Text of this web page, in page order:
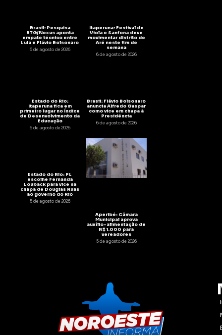
Brasil: Pesquisa
BTG/Nexus aponta
empate técnico entre
Lula e Flávio Bolsonaro
6 de agosto de 2026
Itaperuna: Festival de
Viola e Sanfona deve
movimentar distrito de
Aré neste fim de
semana
6 de agosto de 2026
Estado do Rio:
Itaperuna fica em
primeiro lugar no Índice
de Desenvolvimento da
Educação
6 de agosto de 2026
Brasil: Flávio Bolsonaro
anuncia Alfredo Gaspar
como vice em chapa à
Presidência
6 de agosto de 2026
Estado do Rio: PL
escolhe Fernanda
Louback para vice na
chapa de Douglas Ruas
ao governo do Rio
5 de agosto de 2026
Aperibé: Câmara
Municipal aprova
auxílio-alimentação de
R$ 1.000 para
vereadores
5 de agosto de 2026